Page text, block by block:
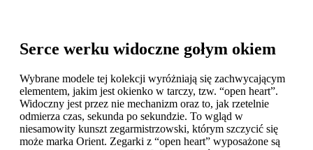
Serce werku widoczne gołym okiem
Wybrane modele tej kolekcji wyróżniają się zachwycającym
elementem, jakim jest okienko w tarczy, tzw. “open heart”.
Widoczny jest przez nie mechanizm oraz to, jak rzetelnie
odmierza czas, sekunda po sekundzie. To wgląd w
niesamowity kunszt zegarmistrzowski, którym szczycić się
może marka Orient. Zegarki z “open heart” wyposażone są